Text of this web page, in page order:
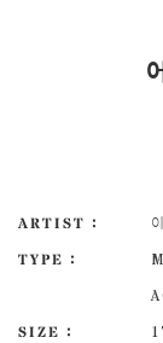
ARTIST :
TYPE :
SIZE :